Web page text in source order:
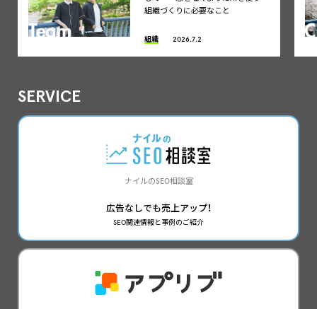
組織づくりに必要なこと
組織 2026.7.2
SERVICE
ナイルのSEO相談室
広告なしでも売上アップ！
SEO関連情報と事例のご紹介